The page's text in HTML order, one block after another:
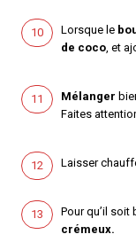
Lorsque le
de coco, et
Mélanger
Faites
Laisser
Pour qu’il soit
crémeux.